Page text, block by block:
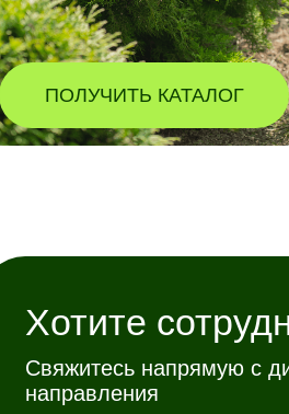
ПОЛУЧИТЬ КАТАЛОГ
Хотите
Свяжитесь напрямую с
направления